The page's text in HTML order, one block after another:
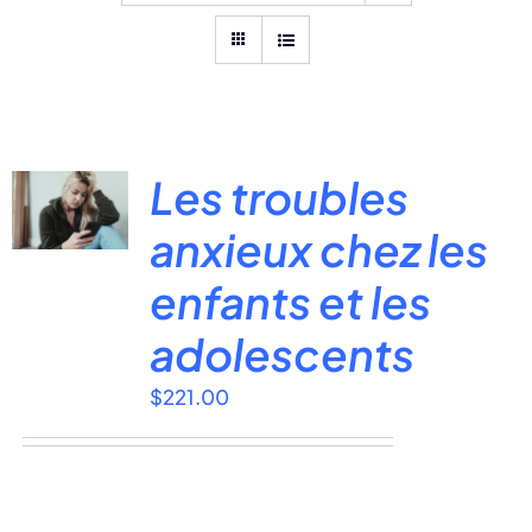
Les troubles
anxieux chez les
enfants et les
adolescents
$221.00